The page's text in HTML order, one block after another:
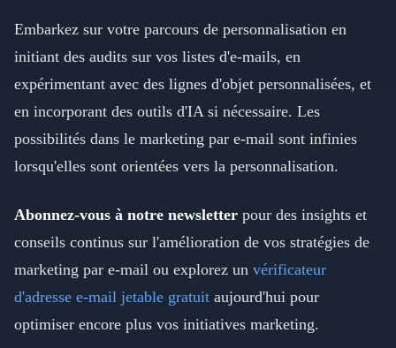
Embarkez sur votre parcours de personnalisation en
initiant des audits sur vos listes d'e-mails, en
expérimentant avec des lignes d'objet personnalisées, et
en incorporant des outils d'IA si nécessaire. Les
possibilités dans le marketing par e-mail sont infinies
lorsqu'elles sont orientées vers la personnalisation.
Abonnez-vous à notre newsletter pour des insights et
conseils continus sur l'amélioration de vos stratégies de
marketing par e-mail ou explorez un vérificateur
d'adresse e-mail jetable gratuit aujourd'hui pour
optimiser encore plus vos initiatives marketing.